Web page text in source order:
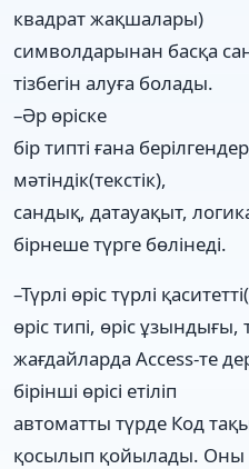
квадрат жақшалары)
символдарынан басқа
тізбегін алуға болады.
–Әр өріске
бір типті ғана
мәтіндік(текстік),
сандық, датауақыт,
бірнеше түрге бөлінеді.
–Түрлі өріс түрлі
өріс типі, өріс ұзындығы,
жағдайларда Access-те
бірінші өрісі етіліп
автоматты түрде Код
қосылып қойылады. Оны